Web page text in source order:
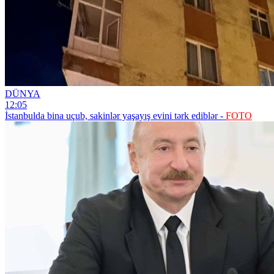
DÜNYA
12:05
İstanbulda bina uçub, sakinlər yaşayış evini tərk ediblər - FOTO